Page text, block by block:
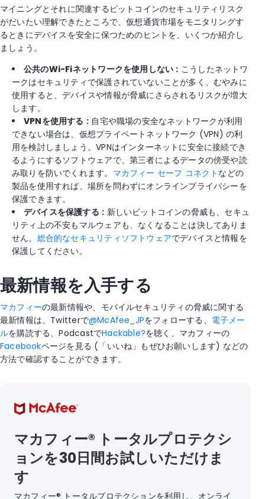
マイニングとそれに関連するビットコインのセキュリティリスク
がだいたい理解できたところで、仮想通貨市場をモニタリングす
るときにデバイスを安全に保つためのヒントを、いくつか紹介し
ましょう。
公共のWi-Fiネットワークを使用しない : こうしたネットワ
ークはセキュリティで保護されていないことが多く、むやみに
使用すると、デバイスや情報が脅威にさらされるリスクが増大
します。
VPNを使用する : 自宅や職場の安全なネットワークが利用
できない場合は、仮想プライベートネットワーク (VPN) の利
用を検討しましょう。VPNはインターネットに安全に接続でき
るようにするソフトウェアで、第三者によるデータの傍受や読
み取りを防いでくれます。 マカフィー セーフ コネクト などの
製品を使用すれば、場所を問わずにオンラインプライバシーを
保護できます。
デバイスを保護する : 新しいビットコインの脅威も、セキュ
リティ上の不安もマルウェアも、なくなることは決してありま
せん。 総合的なセキュリティソフトウェアでデバイスと情報を
保護してください。
最新情報を入手する
マカフィーの最新情報や、モバイルセキュリティの脅威に関する
最新情報は、Twitterで@McAfee_JPをフォローする、 電子メー
ルを購読する、PodcastでHackable?を聴く、マカフィーの
Facebookページを見る (「いいね」もぜひお願いします) などの
方法で確認することができます。
マカフィー® トータルプロテクシ
ョンを30日間お試しいただけま
す
マカフィー® トータルプロテクションを利用し、オンライ